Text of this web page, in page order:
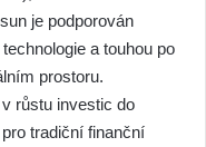
je podporován
a touhou po
prostoru.
růstu investic do
tradiční finanční